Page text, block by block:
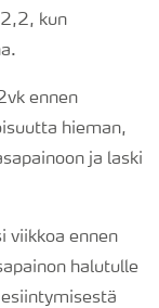
2,2, kun
ennen
hieman,
ja laski
viikkoa ennen
halutulle